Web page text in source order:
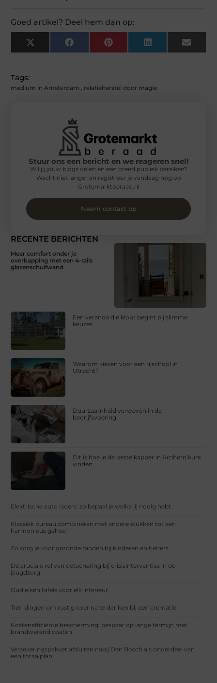
Goed artikel? Deel hem dan op:
X
(Twitter)
FacebookPinterest LinkedIn Email
Tags:
medium in Amsterdam , relatieherstel door magie
RECENTE BERICHTEN
Meer comfort onder je
overkapping met een 4-rails
glazenschuifwand
Een veranda die klopt begint bij slimme
keuzes
Waarom kiezen voor een rijschool in
Utrecht?
Duurzaamheid verweven in de
bedrijfsvoering
Dit is hoe je de beste kapper in Arnhem kunt
vinden
Elektrische auto laders: zo bepaal je welke jij nodig hebt
Klassiek bureau combineren met andere stukken tot een
harmonieus geheel
Zo zorg je voor gezonde tanden bij kinderen en tieners
De cruciale rol van detachering bij crisisinterventies in de
jeugdzorg
Oud eiken tafels voor elk interieur
Tien dingen om rustig over na te denken bij een crematie
Kostenefficiënte bescherming: bespaar op lange termijn met
brandwerend coaten
Verzekeringspakket afsluiten nabij Den Bosch als onderdeel van
een totaalplan
Stuur ons een bericht en we reageren snel!
Wil jij jouw blogs delen en een breed publiek bereiken?
Wacht niet langer en registreer je vandaag nog op
Grotemarktberaad.nl
Neem contact op